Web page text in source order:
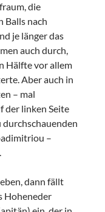
die
Balls nach
je länger das
auch durch,
Hälfte vor allem
Aber auch in
– mal
der linken Seite
–
dann fällt
Hoheneder